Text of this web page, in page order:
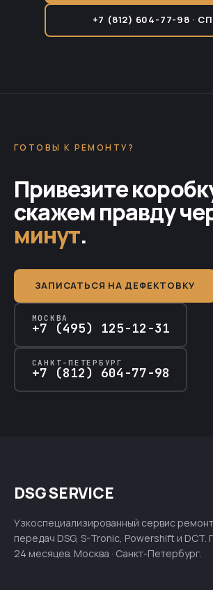
+7 (812) 604-77-98 ·
ГОТОВЫ К РЕМОНТУ?
Привезите
скажем правду
минут.
ЗАПИСАТЬСЯ НА ДЕФЕКТОВКУ
МОСКВА
+7 (495) 125-12-31
САНКТ-ПЕТЕРБУРГ
+7 (812) 604-77-98
DSG SERVICE
Узкоспециализированный сервис
передач DSG, S-Tronic, Powershift и DCT.
24 месяцев. Москва · Санкт-Петербург.